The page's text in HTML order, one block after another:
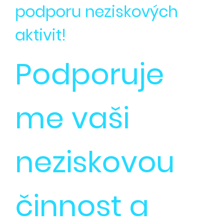
podporu neziskových
aktivit!
Podporuje
me vaši
neziskovou
činnost a